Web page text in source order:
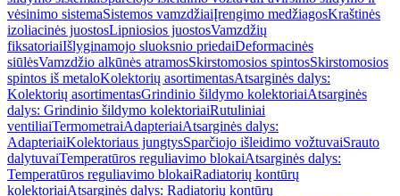
vėsinimo sistemaSistemos vamzdžiaiĮrengimo medžiagosKraštinės
izoliacinės juostosLipniosios juostosVamzdžių
fiksatoriaiIšlyginamojo sluoksnio priedaiDeformacinės
siūlėsVamzdžio alkūnės atramosSkirstomosios spintosSkirstomosios
spintos iš metaloKolektorių asortimentasAtsarginės dalys:
Kolektorių asortimentasGrindinio šildymo kolektoriaiAtsarginės
dalys: Grindinio šildymo kolektoriaiRutuliniai
ventiliaiTermometraiAdapteriaiAtsarginės dalys:
AdapteriaiKolektoriaus jungtysSparčiojo išleidimo vožtuvaiSrauto
dalytuvaiTemperatūros reguliavimo blokaiAtsarginės dalys:
Temperatūros reguliavimo blokaiRadiatorių kontūrų
kolektoriaiAtsarginės dalys: Radiatorių kontūrų